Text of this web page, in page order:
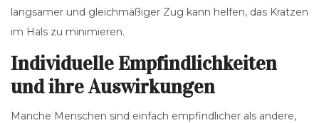
langsamer und gleichmäßiger Zug kann helfen, das Kratzen
im Hals zu minimieren.
Individuelle Empfindlichkeiten
und ihre Auswirkungen
Manche Menschen sind einfach empfindlicher als andere,